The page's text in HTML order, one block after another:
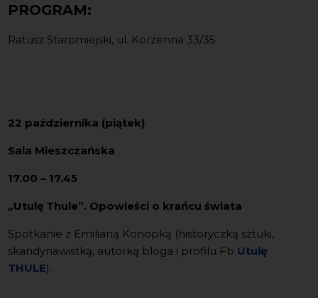
PROGRAM:
Ratusz Staromiejski, ul. Korzenna 33/35
22 października (piątek)
Sala Mieszczańska
17.00 – 17.45
„Utulę Thule”. Opowieści o krańcu świata
Spotkanie z Emilianą Konopką (historyczką sztuki,
skandynawistką, autorką bloga i profilu Fb Utulę
THULE).